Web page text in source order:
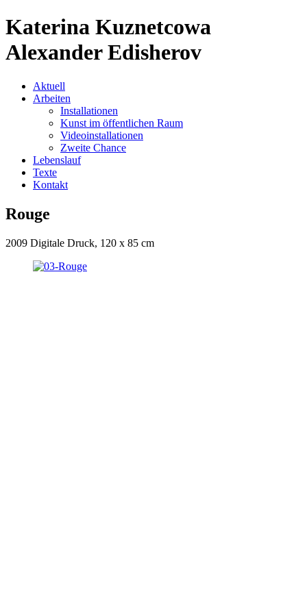
Katerina Kuznetcowa
Alexander Edisherov
Aktuell
Arbeiten
Installationen
Kunst im öffentlichen Raum
Videoinstallationen
Zweite Chance
Lebenslauf
Texte
Kontakt
Rouge
2009 Digitale Druck, 120 x 85 cm